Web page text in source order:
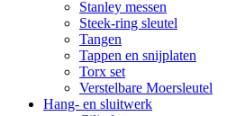
Stanley messen
Steek-ring sleutel
Tangen
Tappen en snijplaten
Torx set
Verstelbare Moersleutel
Hang- en sluitwerk